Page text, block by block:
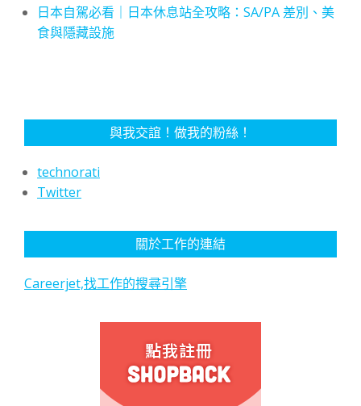
日本自駕必看｜日本休息站全攻略：SA/PA 差別、美
食與隱藏設施
與我交誼！做我的粉絲！
technorati
Twitter
關於工作的連結
Careerjet,找工作的搜尋引擎